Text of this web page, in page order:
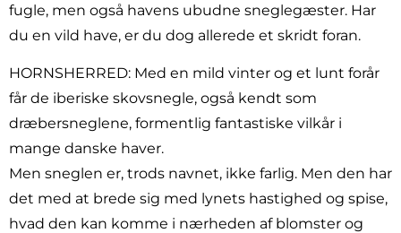
fugle, men også havens ubudne sneglegæster. Har
du en vild have, er du dog allerede et skridt foran.
HORNSHERRED: Med en mild vinter og et lunt forår
får de iberiske skovsnegle, også kendt som
dræbersneglene, formentlig fantastiske vilkår i
mange danske haver.
Men sneglen er, trods navnet, ikke farlig. Men den har
det med at brede sig med lynets hastighed og spise,
hvad den kan komme i nærheden af blomster og